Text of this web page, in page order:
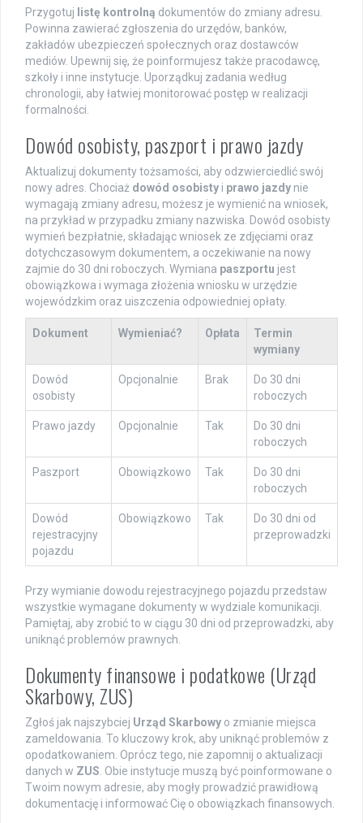
Przygotuj listę kontrolną dokumentów do zmiany adresu.
Powinna zawierać zgłoszenia do urzędów, banków,
zakładów ubezpieczeń społecznych oraz dostawców
mediów. Upewnij się, że poinformujesz także pracodawcę,
szkoły i inne instytucje. Uporządkuj zadania według
chronologii, aby łatwiej monitorować postęp w realizacji
formalności.
Dowód osobisty, paszport i prawo jazdy
Aktualizuj dokumenty tożsamości, aby odzwierciedlić swój
nowy adres. Chociaż dowód osobisty i prawo jazdy nie
wymagają zmiany adresu, możesz je wymienić na wniosek,
na przykład w przypadku zmiany nazwiska. Dowód osobisty
wymień bezpłatnie, składając wniosek ze zdjęciami oraz
dotychczasowym dokumentem, a oczekiwanie na nowy
zajmie do 30 dni roboczych. Wymiana paszportu jest
obowiązkowa i wymaga złożenia wniosku w urzędzie
wojewódzkim oraz uiszczenia odpowiedniej opłaty.
Dokument Wymieniać? Opłata
Termin
wymiany
Dowód
osobisty
Opcjonalnie Brak
Do 30 dni
roboczych
Prawo jazdy Opcjonalnie Tak
Do 30 dni
roboczych
Paszport Obowiązkowo Tak
Do 30 dni
roboczych
Dowód
rejestracyjny
pojazdu
Obowiązkowo Tak
Do 30 dni od
przeprowadzki
Przy wymianie dowodu rejestracyjnego pojazdu przedstaw
wszystkie wymagane dokumenty w wydziale komunikacji.
Pamiętaj, aby zrobić to w ciągu 30 dni od przeprowadzki, aby
uniknąć problemów prawnych.
Dokumenty finansowe i podatkowe (Urząd
Skarbowy, ZUS)
Zgłoś jak najszybciej Urząd Skarbowy o zmianie miejsca
zameldowania. To kluczowy krok, aby uniknąć problemów z
opodatkowaniem. Oprócz tego, nie zapomnij o aktualizacji
danych w ZUS . Obie instytucje muszą być poinformowane o
Twoim nowym adresie, aby mogły prowadzić prawidłową
dokumentację i informować Cię o obowiązkach finansowych.